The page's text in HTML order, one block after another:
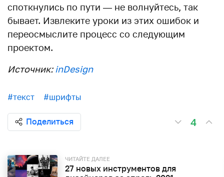
споткнулись по пути — не волнуйтесь, так
бывает. Извлеките уроки из этих ошибок и
переосмыслите процесс со следующим
проектом.
Источник:inDesign
#текст #шрифты
Поделиться 4
ЧИТАЙТЕ ДАЛЕЕ
27 новых инструментов для